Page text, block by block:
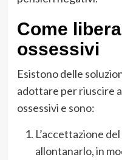
Come
ossessivi
Esistono delle
adottare per riuscire
ossessivi e sono:
L’accettazione
allontanarlo, in